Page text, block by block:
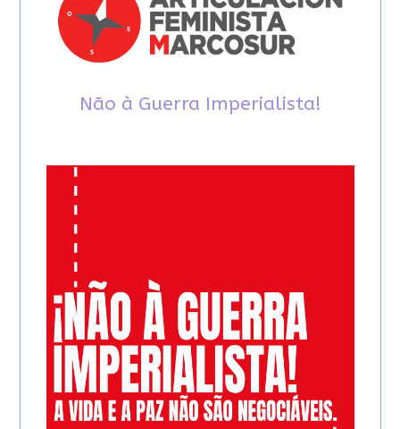
Não à Guerra Imperialista!